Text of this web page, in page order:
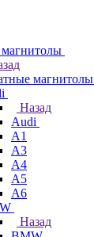
магнитолы
Назад
Audi
A1
A3
A4
A5
A6
Назад